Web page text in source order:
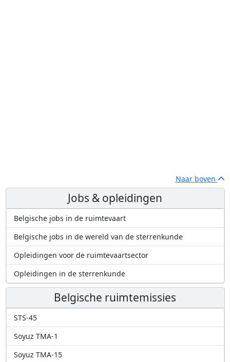
Naar boven
Jobs & opleidingen
Belgische jobs in de ruimtevaart
Belgische jobs in de wereld van de sterrenkunde
Opleidingen voor de ruimtevaartsector
Opleidingen in de sterrenkunde
Belgische ruimtemissies
STS-45
Soyuz TMA-1
Soyuz TMA-15